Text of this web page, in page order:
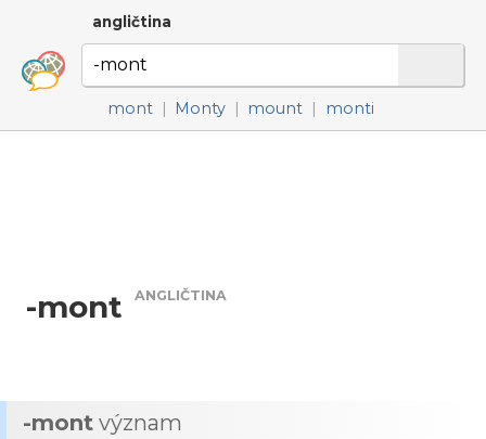
angličtina
mont | Monty | mount | monti
-mont ANGLIČTINA
-mont význam